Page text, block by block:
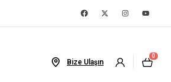
Bize Ulaşın
0